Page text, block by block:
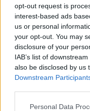
opt-out request is
interest-based ads
us or personal
your opt-out. You may
disclosure of your
IAB’s list of
also be disclosed by us
Downstream
Please note that this
Personal Data
Mercati in leggero
Andrea Innocenti · 10 Ago 2026
NEWS